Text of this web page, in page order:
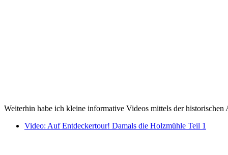
Weiterhin habe ich kleine informative Videos mittels der historischen
Video: Auf Entdeckertour! Damals die Holzmühle Teil 1